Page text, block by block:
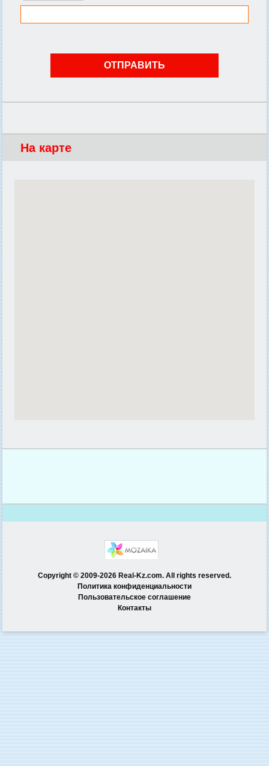
На карте
Copyright © 2009-2026 Real-Kz.com. All rights reserved.
Политика конфиденциальности
Пользовательское соглашение
Контакты